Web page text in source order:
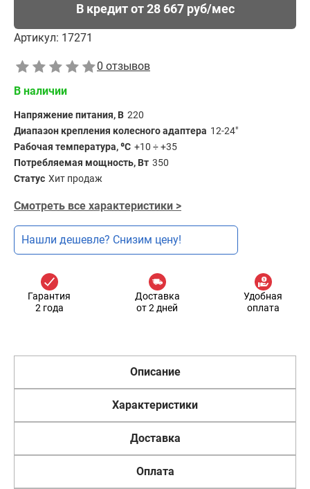
В кредит от 28 667 руб/мес
Артикул: 17271
0 отзывов
В наличии
Напряжение питания, В 220
Диапазон крепления колесного адаптера 12-24"
Рабочая температура, ⁰С +10 ÷ +35
Потребляемая мощность, Вт 350
Статус Хит продаж
Смотреть все характеристики >
Нашли дешевле? Снизим цену!
Гарантия
2 года
Доставка
от 2 дней
Удобная
оплата
Описание
Характеристики
Доставка
Оплата